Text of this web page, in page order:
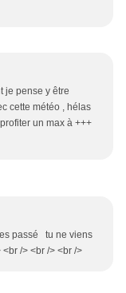
je pense y être
cette météo , hélas
un max à +++
passé tu ne viens
/> <br /> <br />